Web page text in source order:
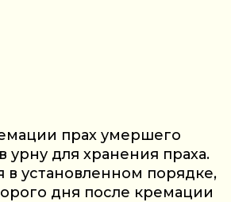
прах умершего
урну для хранения праха.
в установленном порядке,
дня после кремации